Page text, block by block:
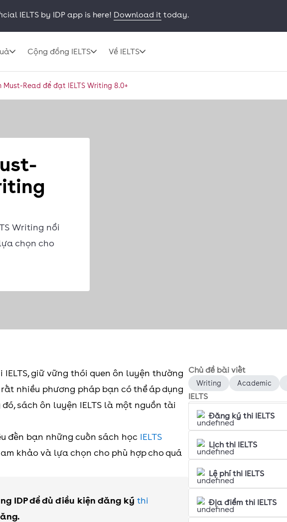
IELTS by IDP app is here! Download it today.
Cộng đồng IELTS Về IELTS
Must-Read để đạt IELTS Writing 8.0+
Writing nổi
chọn cho
giữ vững thói quen ôn luyện thường
nhiều phương pháp bạn có thể áp dụng
sách ôn luyện IELTS là một nguồn tài
đến bạn những cuốn sách học IELTS
khảo và lựa chọn cho phù hợp cho quá
IDP để đủ điều kiện đăng ký thi
Chủ đề bài viết
Writing Academic
IELTS
Đăng ký thi IELTS
Lịch thi IELTS
Lệ phí thi IELTS
Địa điểm thi IELTS